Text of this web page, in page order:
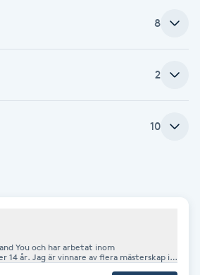
8
2
10
You och har arbetat inom
14 år. Jag är vinnare av flera mästerskap i